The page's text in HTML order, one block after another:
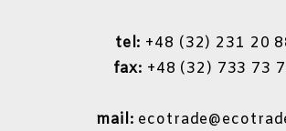
tel: +48 (32) 231 20
fax: +48 (32) 733 73
mail: